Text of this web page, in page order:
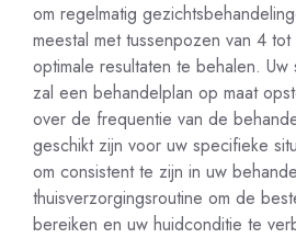
om regelmatig
meestal met tussenpozen van 4
optimale resultaten te behalen.
zal een behandelplan op maat
over de frequentie van de
geschikt zijn voor uw specifieke
om consistent te zijn in uw
thuisverzorgingsroutine om de
bereiken en uw huidconditie te